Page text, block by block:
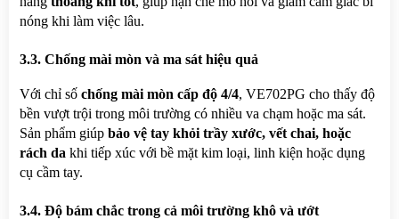
nóng khi làm việc lâu.
3.3. Chống mài mòn và ma sát hiệu quả
Với chỉ số chống mài mòn cấp độ 4/4, VE702PG cho thấy độ
bền vượt trội trong môi trường có nhiều va chạm hoặc ma sát.
Sản phẩm giúp bảo vệ tay khỏi trầy xước, vết chai, hoặc
rách da khi tiếp xúc với bề mặt kim loại, linh kiện hoặc dụng
cụ cầm tay.
3.4. Độ bám chắc trong cả môi trường khô và ướt